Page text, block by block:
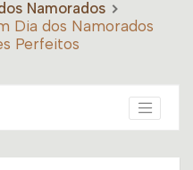
Namorados
Dia dos Namorados
Perfeitos